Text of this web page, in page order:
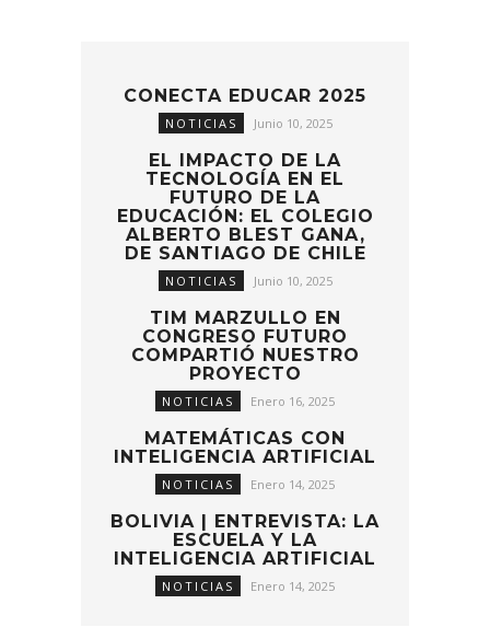
CONECTA EDUCAR 2025
NOTICIAS Junio 10, 2025
EL IMPACTO DE LA
TECNOLOGÍA EN EL
FUTURO DE LA
EDUCACIÓN: EL COLEGIO
ALBERTO BLEST GANA,
DE SANTIAGO DE CHILE
NOTICIAS Junio 10, 2025
TIM MARZULLO EN
CONGRESO FUTURO
COMPARTIÓ NUESTRO
PROYECTO
NOTICIAS Enero 16, 2025
MATEMÁTICAS CON
INTELIGENCIA ARTIFICIAL
NOTICIAS Enero 14, 2025
BOLIVIA | ENTREVISTA: LA
ESCUELA Y LA
INTELIGENCIA ARTIFICIAL
NOTICIAS Enero 14, 2025